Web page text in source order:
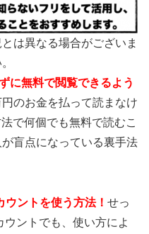
は異なる場合がございま
に無料で閲覧できるよう
のお金を払って読まなけ
で何個でも無料で読むこ
盲点になっている裏手法
ントを使う方法！ せっ
ントでも、使い方によ